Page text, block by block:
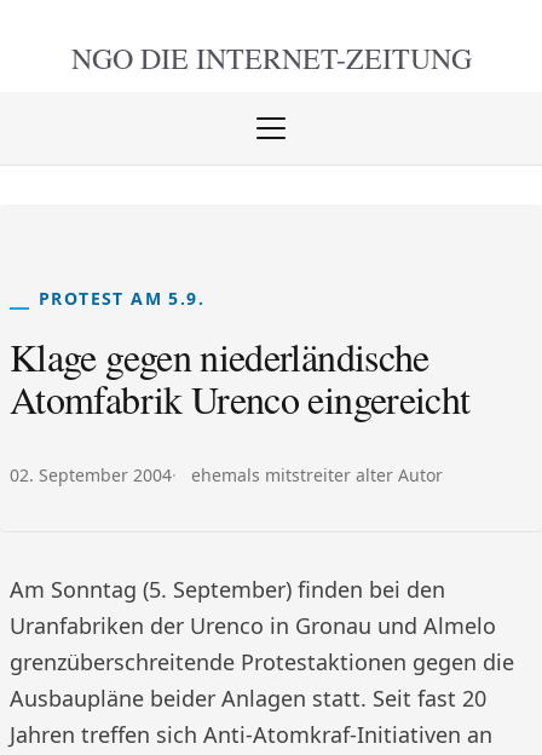
NGO DIE INTERNET-ZEITUNG
Menü
PROTEST AM 5.9.
Klage gegen niederländische
Atomfabrik Urenco eingereicht
Veröffentlicht am:
02. September 2004 Autor:
ehemals mitstreiter alter Autor
Am Sonntag (5. September) finden bei den
Uranfabriken der Urenco in Gronau und Almelo
grenzüberschreitende Protestaktionen gegen die
Ausbaupläne beider Anlagen statt. Seit fast 20
Jahren treffen sich Anti-Atomkraf-Initiativen an